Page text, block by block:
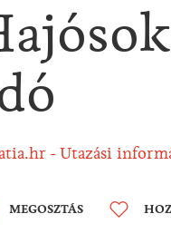
Utazási
MEGOSZTÁS